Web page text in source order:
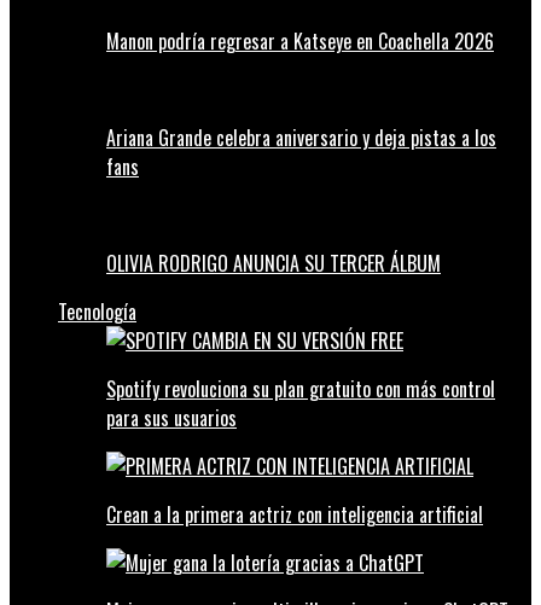
Manon podría regresar a Katseye en Coachella 2026
Ariana Grande celebra aniversario y deja pistas a los
fans
OLIVIA RODRIGO ANUNCIA SU TERCER ÁLBUM
Tecnología
Spotify revoluciona su plan gratuito con más control
para sus usuarios
Crean a la primera actriz con inteligencia artificial